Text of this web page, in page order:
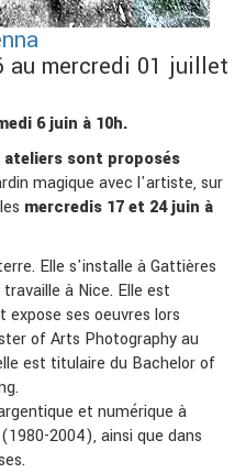
au mercredi 01 juillet
6 juin à 10h.
ateliers sont proposés
magique avec l'artiste, sur
mercredis 17 et 24 juin à
Elle s'installe à Gattières
à Nice. Elle est
expose ses oeuvres lors
of Arts Photography au
est titulaire du Bachelor of
et numérique à
2004), ainsi que dans